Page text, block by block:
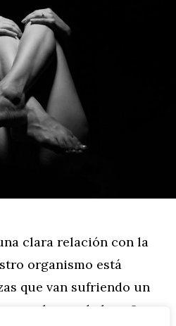
clara relación con la
organismo está
que van sufriendo un
con el paso de los años.